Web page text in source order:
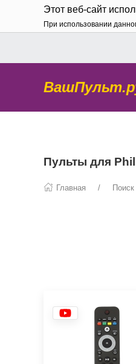
Этот веб-сайт
При использовании
Пульты для
Главная